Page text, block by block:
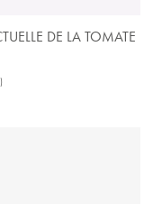
DE LA TOMATE